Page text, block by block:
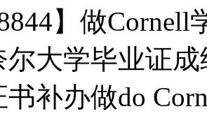
】做Cornell
尔大学毕业证
补办做do